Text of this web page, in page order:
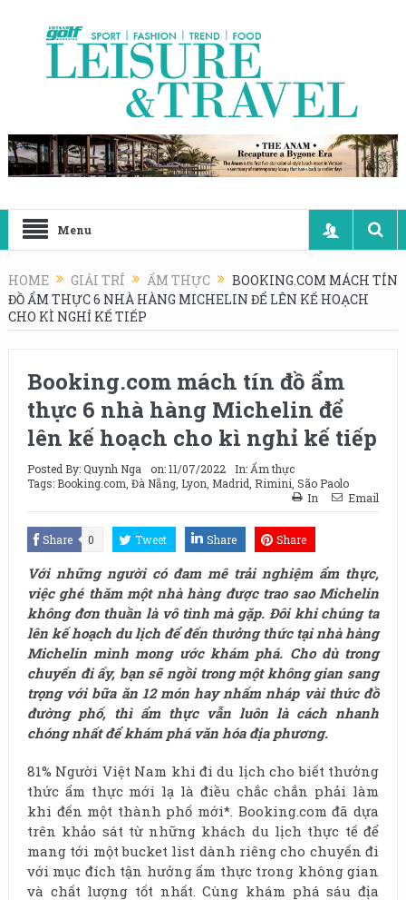
Menu
HOME GIẢI TRÍ ẨM THỰC
BOOKING.COM MÁCH TÍN
ĐỒ ẨM THỰC 6 NHÀ HÀNG MICHELIN ĐỂ LÊN KẾ HOẠCH
CHO KÌ NGHỈ KẾ TIẾP
Booking.com mách tín đồ ẩm
thực 6 nhà hàng Michelin để
lên kế hoạch cho kì nghỉ kế tiếp
Posted By:Quynh Nga on:11/07/2022 In: Ẩm thực
Tags: Booking.com Đà Nẵng, Lyon Madrid Rimini São Paolo
In
Email
Share 0 Tweet Share Share
Với những người có đam mê trải nghiệm ẩm thực,
việc ghé thăm một nhà hàng được trao sao Michelin
không đơn thuần là vô tình mà gặp. Đôi khi chúng ta
lên kế hoạch du lịch để đến thưởng thức tại nhà hàng
Michelin mình mong ước khám phá. Cho dù trong
chuyến đi ấy, bạn sẽ ngồi trong một không gian sang
trọng với bữa ăn 12 món hay nhấm nháp vài thức đồ
đường phố, thì ẩm thực vẫn luôn là cách nhanh
chóng nhất để khám phá văn hóa địa phương.
81% Người Việt Nam khi đi du lịch cho biết thưởng
thức ẩm thực mới lạ là điều chắc chắn phải làm
khi đến một thành phố mới*. Booking.com đã dựa
trên khảo sát từ những khách du lịch thực tế để
mang tới một bucket list dành riêng cho chuyến đi
với mục đích tận hưởng ẩm thực trong không gian
và chất lượng tốt nhất. Cùng khám phá sáu địa